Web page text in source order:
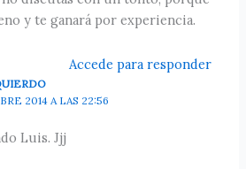
y te ganará por experiencia.
Accede para responder
2014 A LAS 22:56
Luis. Jjj